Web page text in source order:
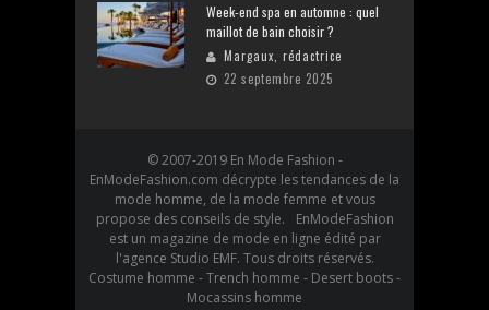
Week-end spa en automne : quel
maillot de bain choisir ?
Margaux, rédactrice
22 septembre 2025
© 2007-2019 En Mode Fashion -
EnModeFashion.com décrypte les tendances de la
mode homme, de la mode femme et vous
propose des conseils de style. EnModeFashion
est un magazine de mode en ligne édité par
l'agence Studio EMF. Tous droits réservés.
Costume homme - Trench homme - Desert boots -
Mocassins homme